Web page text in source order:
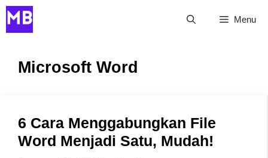
Skip
to
Menu
Microsoft Word
6 Cara Menggabungkan File
Word Menjadi Satu, Mudah!